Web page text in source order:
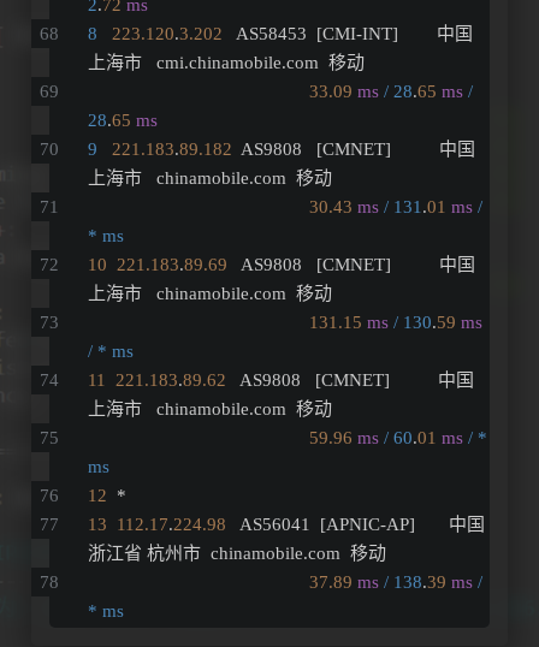
2.72 ms
8
223.120.3.202
   AS58453  [CMI-INT]        中国
上海市   cmi.chinamobile.com  移动
33.09 ms / 28.65 ms /
28.65 ms
9
221.183.89.182
  AS9808   [CMNET]          中国
上海市   chinamobile.com  移动
30.43 ms / 131 .01 ms /
* ms
10
221.183.89.69
   AS9808   [CMNET]          中国
上海市   chinamobile.com  移动
131.15 ms / 130.59 ms
/ * ms
11
221.183.89.62
   AS9808   [CMNET]          中国
上海市   chinamobile.com  移动
59.96 ms / 60.01 ms / *
ms
12
  *
13
112.17.224.98
   AS56041  [APNIC-AP]       中国
浙江省 杭州市  chinamobile.com  移动
37.89 ms / 138.39 ms /
* ms